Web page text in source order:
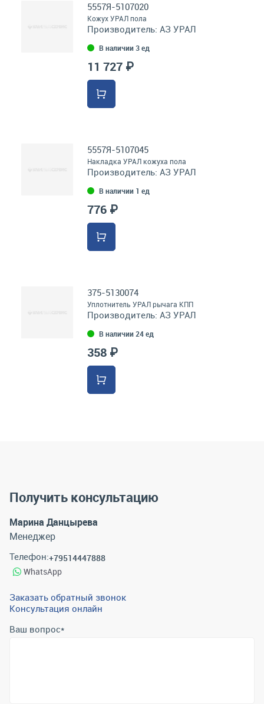
5557Я-5107020
Кожух УРАЛ пола
Производитель: АЗ УРАЛ
В наличии 3 ед
11 727 ₽
5557Я-5107045
Накладка УРАЛ кожуха пола
Производитель: АЗ УРАЛ
В наличии 1 ед
776 ₽
375-5130074
Уплотнитель УРАЛ рычага КПП
Производитель: АЗ УРАЛ
В наличии 24 ед
358 ₽
Получить консультацию
Марина Данцырева
Менеджер
Телефон:+79514447888
WhatsApp
Заказать обратный звонок
Консультация онлайн
Ваш вопрос*